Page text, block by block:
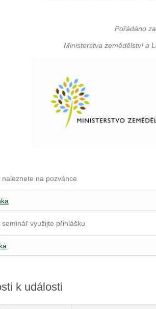
Pořádáno
Ministerstva zemědělství a
na pozvánce
využijte přihlášku
k události